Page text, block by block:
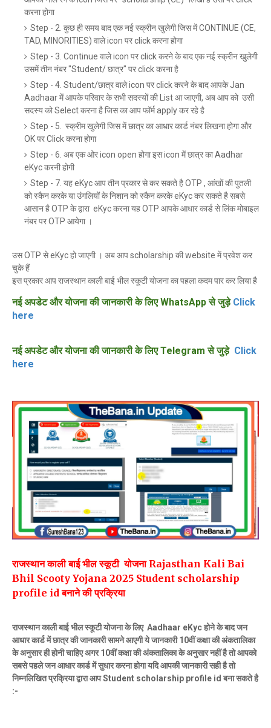
करना होगा
Step - 2. कुछ ही समय बाद एक नई स्क्रीन खुलेगी जिस में CONTINUE (CE,
TAD, MINORITIES) वाले icon पर click करना होगा
Step - 3. Continue वाले icon पर click करने के बाद एक नई स्क्रीन खुलेगी
उसमें तीन नंबर "Student/ छात्र" पर click करना है
Step - 4. Student/छात्र वाले icon पर click करने के बाद आपके Jan
Aadhaar में आपके परिवार के सभी सदस्यों की List आ जाएगी, अब आप को उसी
सदस्य को Select करना है जिस का आप फॉर्म apply कर रहे है
Step - 5. स्क्रीम खुलेगी जिस में छात्र का आधार कार्ड नंबर लिखना होगा और
OK पर Click करना होगा
Step - 6. अब एक ओर icon open होगा इस icon में छात्र का Aadhar
eKyc करनी होगी
Step - 7. यह eKyc आप तीन प्रकार से कर सकते है OTP , आंखों की पुतली
को स्कैन करके या उंगलियों के निशान को स्कैन करके eKyc कर सकते है सबसे
आसान है OTP के द्वारा eKyc करना यह OTP आपके आधार कार्ड से लिंक मोबाइल
नंबर पर OTP आयेगा ।
उस OTP से eKyc हो जाएगी । अब आप scholarship की website में प्रवेश कर
चुके हैं
इस प्रकार आप राजस्थान काली बाई भील स्कूटी योजना का पहला कदम पार कर लिया है
नई अपडेट और योजना की जानकारी के लिए WhatsApp से जुड़ेClick
here
नई अपडेट और योजना की जानकारी के लिए Telegram से जुड़ेClick
here
राजस्थान काली बाई भील स्कूटी योजना Rajasthan Kali Bai
Bhil Scooty Yojana 2025 Student scholarship
profile id बनाने की प्रक्रिया
राजस्थान काली बाई भील स्कूटी योजना के लिए Aadhaar eKyc होने के बाद जन
आधार कार्ड में छात्र की जानकारी सामने आएगी ये जानकारी 10वीं कक्षा की अंकतालिका
के अनुसार ही होनी चाहिए अगर 10वीं कक्षा की अंकतालिका के अनुसार नहीं है तो आपको
सबसे पहले जन आधार कार्ड में सुधार करना होगा यदि आपकी जानकारी सही है तो
निम्नलिखित प्रक्रिया द्वारा आप Student scholarship profile id बना सकते है
:-